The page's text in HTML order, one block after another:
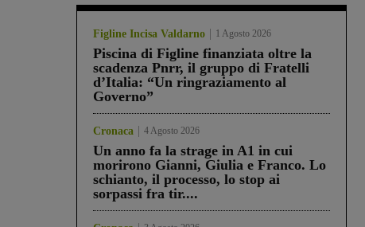
Figline Incisa Valdarno 1 Agosto 2026
Piscina di Figline finanziata oltre la
scadenza Pnrr, il gruppo di Fratelli
d’Italia: “Un ringraziamento al
Governo”
Cronaca 4 Agosto 2026
Un anno fa la strage in A1 in cui
morirono Gianni, Giulia e Franco. Lo
schianto, il processo, lo stop ai
sorpassi fra tir....